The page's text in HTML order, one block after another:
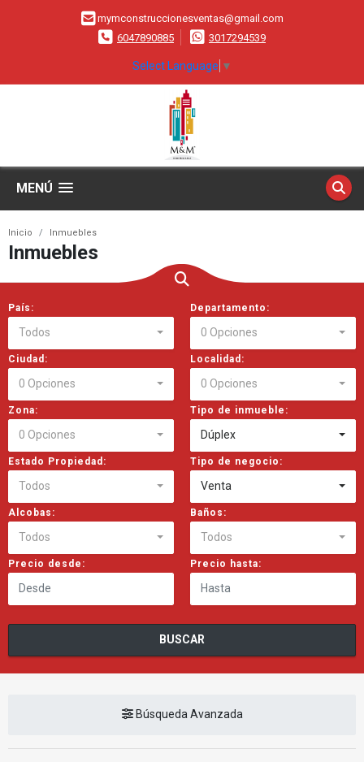
mymconstruccionesventas@gmail.com
6047890885
3017294539
Select Language ▼
MENÚ
Inicio Inmuebles
Inmuebles
País:
Todos
Departamento:
0 Opciones
Ciudad:
0 Opciones
Localidad:
0 Opciones
Zona:
0 Opciones
Tipo de inmueble:
Dúplex
Estado Propiedad:
Todos
Tipo de negocio:
Venta
Alcobas:
Todos
Baños:
Todos
Precio desde: Precio hasta:
BUSCAR
Búsqueda Avanzada